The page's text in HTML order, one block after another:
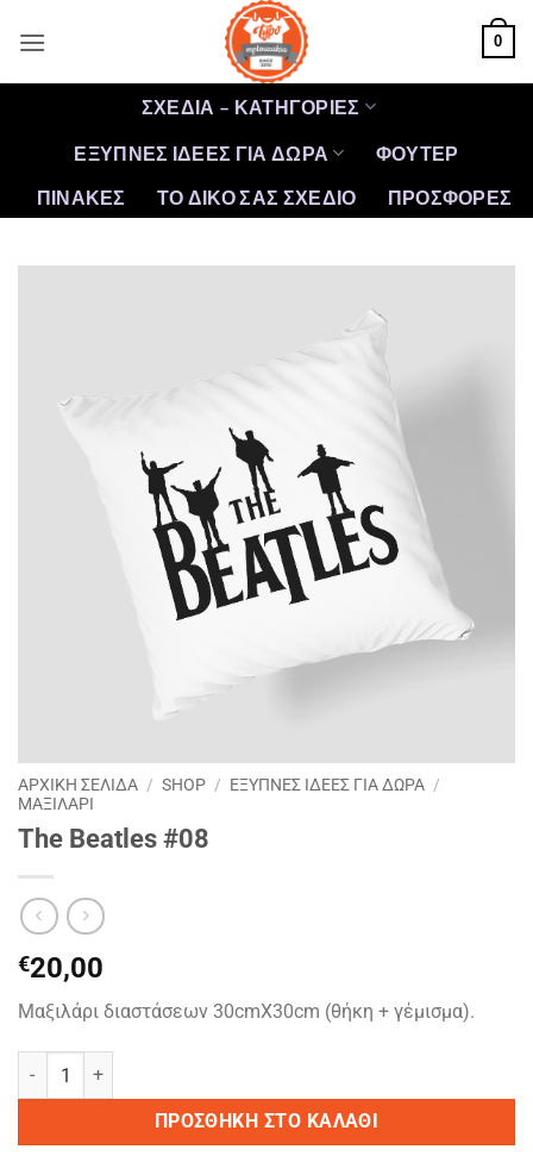
στο
0
ΣΧΕΔΙΑ – ΚΑΤΗΓΟΡΙΕΣ
ΕΞΥΠΝΕΣ ΙΔΕΕΣ ΓΙΑ ΔΩΡΑ
ΦΟΥΤΕΡ
ΠΙΝΑΚΕΣ
ΤΟ ΔΙΚΟ ΣΑΣ ΣΧΕΔΙΟ ΠΡΟΣΦΟΡΈΣ
ΑΡΧΙΚΉ ΣΕΛΊΔΑ / SHOP / ΕΞΥΠΝΕΣ ΙΔΕΕΣ ΓΙΑ ΔΩΡΑ /
ΜΑΞΙΛΑΡΙ
The Beatles #08
€20,00
Μαξιλάρι διαστάσεων 30cmX30cm (θήκη + γέμισμα).
The Beatles #08 ποσότητα
ΠΡΟΣΘΉΚΗ ΣΤΟ ΚΑΛΆΘΙ